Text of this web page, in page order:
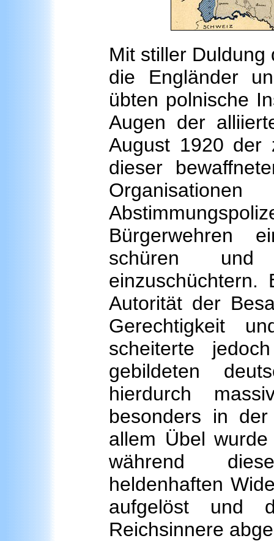
Mit stiller
die Engländer
übten polnische
Augen der
August 1920 der
dieser
Bürgerwehren
schüren und
Autorität der
Gerechtigkeit
scheiterte
gebildeten
hierdurch
besonders in
allem Übel
während
heldenhaften
aufgelöst und
Reichsinnere